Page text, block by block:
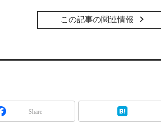
この記事の関連情報
Share